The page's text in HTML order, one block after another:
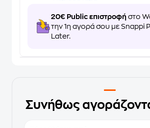
20€ Public επιστροφή στο
την 1η αγορά σου με Snappi
Later.
Συνήθως